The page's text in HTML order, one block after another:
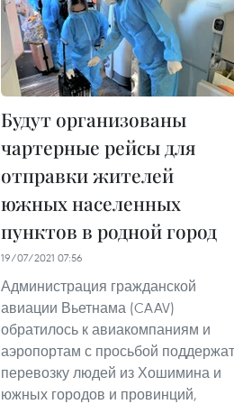
Будут организованы
чартерные рейсы для
отправки жителей
южных населенных
пунктов в родной город
19/07/2021 07:56
Администрация гражданской
авиации Вьетнама (CAAV)
обратилось к авиакомпаниям и
аэропортам с просьбой
перевозку людей из Хошимина и
южных городов и провинций,